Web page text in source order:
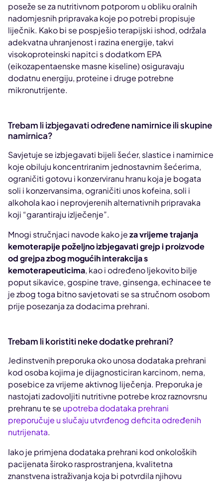
poseže se za nutritivnom potporom u obliku oralnih
nadomjesnih pripravaka koje po potrebi propisuje
liječnik. Kako bi se pospješio terapijski ishod, održala
adekvatna uhranjenost i razina energije, takvi
visokoproteinski napitci s dodatkom EPA
(eikozapentaenske masne kiseline) osiguravaju
dodatnu energiju, proteine i druge potrebne
mikronutrijente.
Trebam li izbjegavati određene namirnice ili skupine
namirnica?
Savjetuje se izbjegavati bijeli šećer, slastice i namirnice
koje obiluju koncentriranim jednostavnim šećerima,
ograničiti gotovu i konzerviranu hranu koja je bogata
soli i konzervansima, ograničiti unos kofeina, soli i
alkohola kao i neprovjerenih alternativnih pripravaka
koji “garantiraju izlječenje”.
Mnogi stručnjaci navode kako jeza vrijeme trajanja
kemoterapije poželjno izbjegavati grejp i proizvode
od grejpa zbog mogućih interakcija s
kemoterapeuticima, kao i određeno ljekovito bilje
poput sikavice, gospine trave, ginsenga, echinacee te
je zbog toga bitno savjetovati se sa stručnom osobom
prije posezanja za dodacima prehrani.
Trebam li koristiti neke dodatke prehrani?
Jedinstvenih preporuka oko unosa dodataka prehrani
kod osoba kojima je dijagnosticiran karcinom, nema,
posebice za vrijeme aktivnog liječenja. Preporuka je
nastojati zadovoljiti nutritivne potrebe kroz raznovrsnu
prehranu te se upotreba dodataka prehrani
preporučuje u slučaju utvrđenog deficita određenih
nutrijenata.
Iako je primjena dodataka prehrani kod onkoloških
pacijenata široko rasprostranjena, kvalitetna
znanstvena istraživanja koja bi potvrdila njihovu